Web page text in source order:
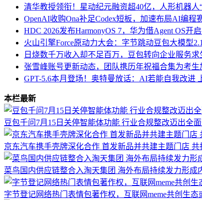
清华教授领衔！星动纪元融资超40亿，人形机器人
OpenAI收购Ona补足Codex短板，加速布局AI编程
HDC 2026发布HarmonyOS 7，华为借Agent OS开
火山引擎Force原动力大会：字节跳动豆包大模型
日烧数千万收入却不足百万，豆包转向企业服务求
张雪峰账号更新动态，团队携历年祝福合集为考生
GPT-5.6本月登场！奥特曼放话：AI若能自我改进
本栏最新
豆包千问7月15日关停智能体功能 行业合规整改迈出全
京东汽车携手壳牌深化合作 首发新品并共建主题门店
菜鸟国内供应链整合入淘天集团 海外布局持续发力形成
字节登记网络热门表情包著作权，互联网meme共创生态